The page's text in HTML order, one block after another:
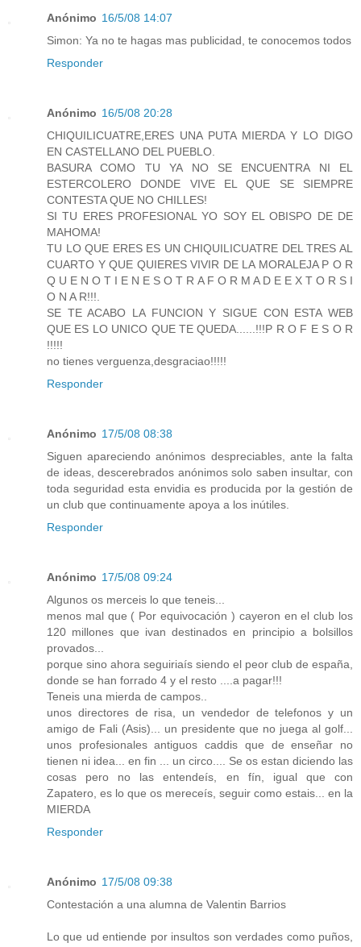
Anónimo 16/5/08 14:07
Simon: Ya no te hagas mas publicidad, te conocemos todos
Responder
Anónimo 16/5/08 20:28
CHIQUILICUATRE,ERES UNA PUTA MIERDA Y LO DIGO
EN CASTELLANO DEL PUEBLO.
BASURA COMO TU YA NO SE ENCUENTRA NI EL
ESTERCOLERO DONDE VIVE EL QUE SE SIEMPRE
CONTESTA QUE NO CHILLES!
SI TU ERES PROFESIONAL YO SOY EL OBISPO DE DE
MAHOMA!
TU LO QUE ERES ES UN CHIQUILICUATRE DEL TRES AL
CUARTO Y QUE QUIERES VIVIR DE LA MORALEJA P O R
Q U E N O T I E N E S O T R A F O R M A D E E X T O R S I
O N A R!!!.
SE TE ACABO LA FUNCION Y SIGUE CON ESTA WEB
QUE ES LO UNICO QUE TE QUEDA......!!!P R O F E S O R
!!!!!
no tienes verguenza,desgraciao!!!!!
Responder
Anónimo 17/5/08 08:38
Siguen apareciendo anónimos despreciables, ante la falta
de ideas, descerebrados anónimos solo saben insultar, con
toda seguridad esta envidia es producida por la gestión de
un club que continuamente apoya a los inútiles.
Responder
Anónimo 17/5/08 09:24
Algunos os merceis lo que teneis...
menos mal que ( Por equivocación ) cayeron en el club los
120 millones que ivan destinados en principio a bolsillos
provados...
porque sino ahora seguiriaís siendo el peor club de españa,
donde se han forrado 4 y el resto ....a pagar!!!
Teneis una mierda de campos..
unos directores de risa, un vendedor de telefonos y un
amigo de Fali (Asis)... un presidente que no juega al golf...
unos profesionales antiguos caddis que de enseñar no
tienen ni idea... en fin ... un circo.... Se os estan diciendo las
cosas pero no las entendeís, en fín, igual que con
Zapatero, es lo que os mereceís, seguir como estais... en la
MIERDA
Responder
Anónimo 17/5/08 09:38
Contestación a una alumna de Valentin Barrios
Lo que ud entiende por insultos son verdades como puños,